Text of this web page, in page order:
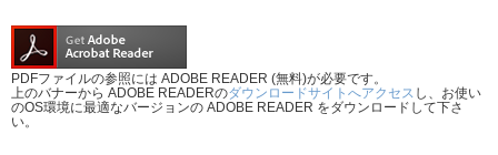
PDFファイルの参照には ADOBE READER (無料)が必要です。
上のバナーから ADOBE READERのダウンロードサイトへアクセス し、お使い
のOS環境に最適なバージョンの ADOBE READER をダウンロードして下さ
い。